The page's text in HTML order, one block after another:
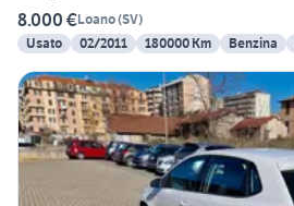
8.000 €Loano(SV)
Usato
02/2011 180000 Km Benzina